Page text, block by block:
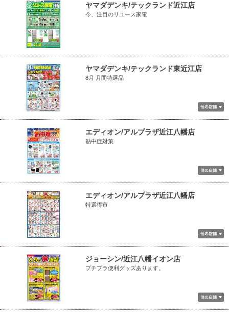
ヤマダデンキ/テックランド近江店
今、注目のリユース家電
ヤマダデンキ/テックランド東近江店
8月 月間特選品
エディオン/アルプラザ近江八幡店
熱中症対策
エディオン/アルプラザ近江八幡店
特選得市
ジョーシン/近江八幡イオン店
プチプラ便利グッズあります。